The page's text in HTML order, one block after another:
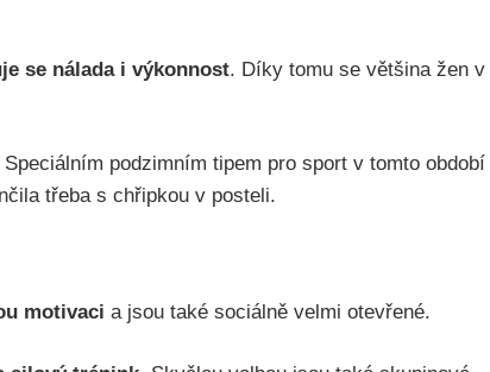
se nálada i výkonnost. Díky tomu se většina žen v
Speciálním podzimním tipem pro sport v tomto období
třeba s chřipkou v posteli.
motivaci a jsou také sociálně velmi otevřené.